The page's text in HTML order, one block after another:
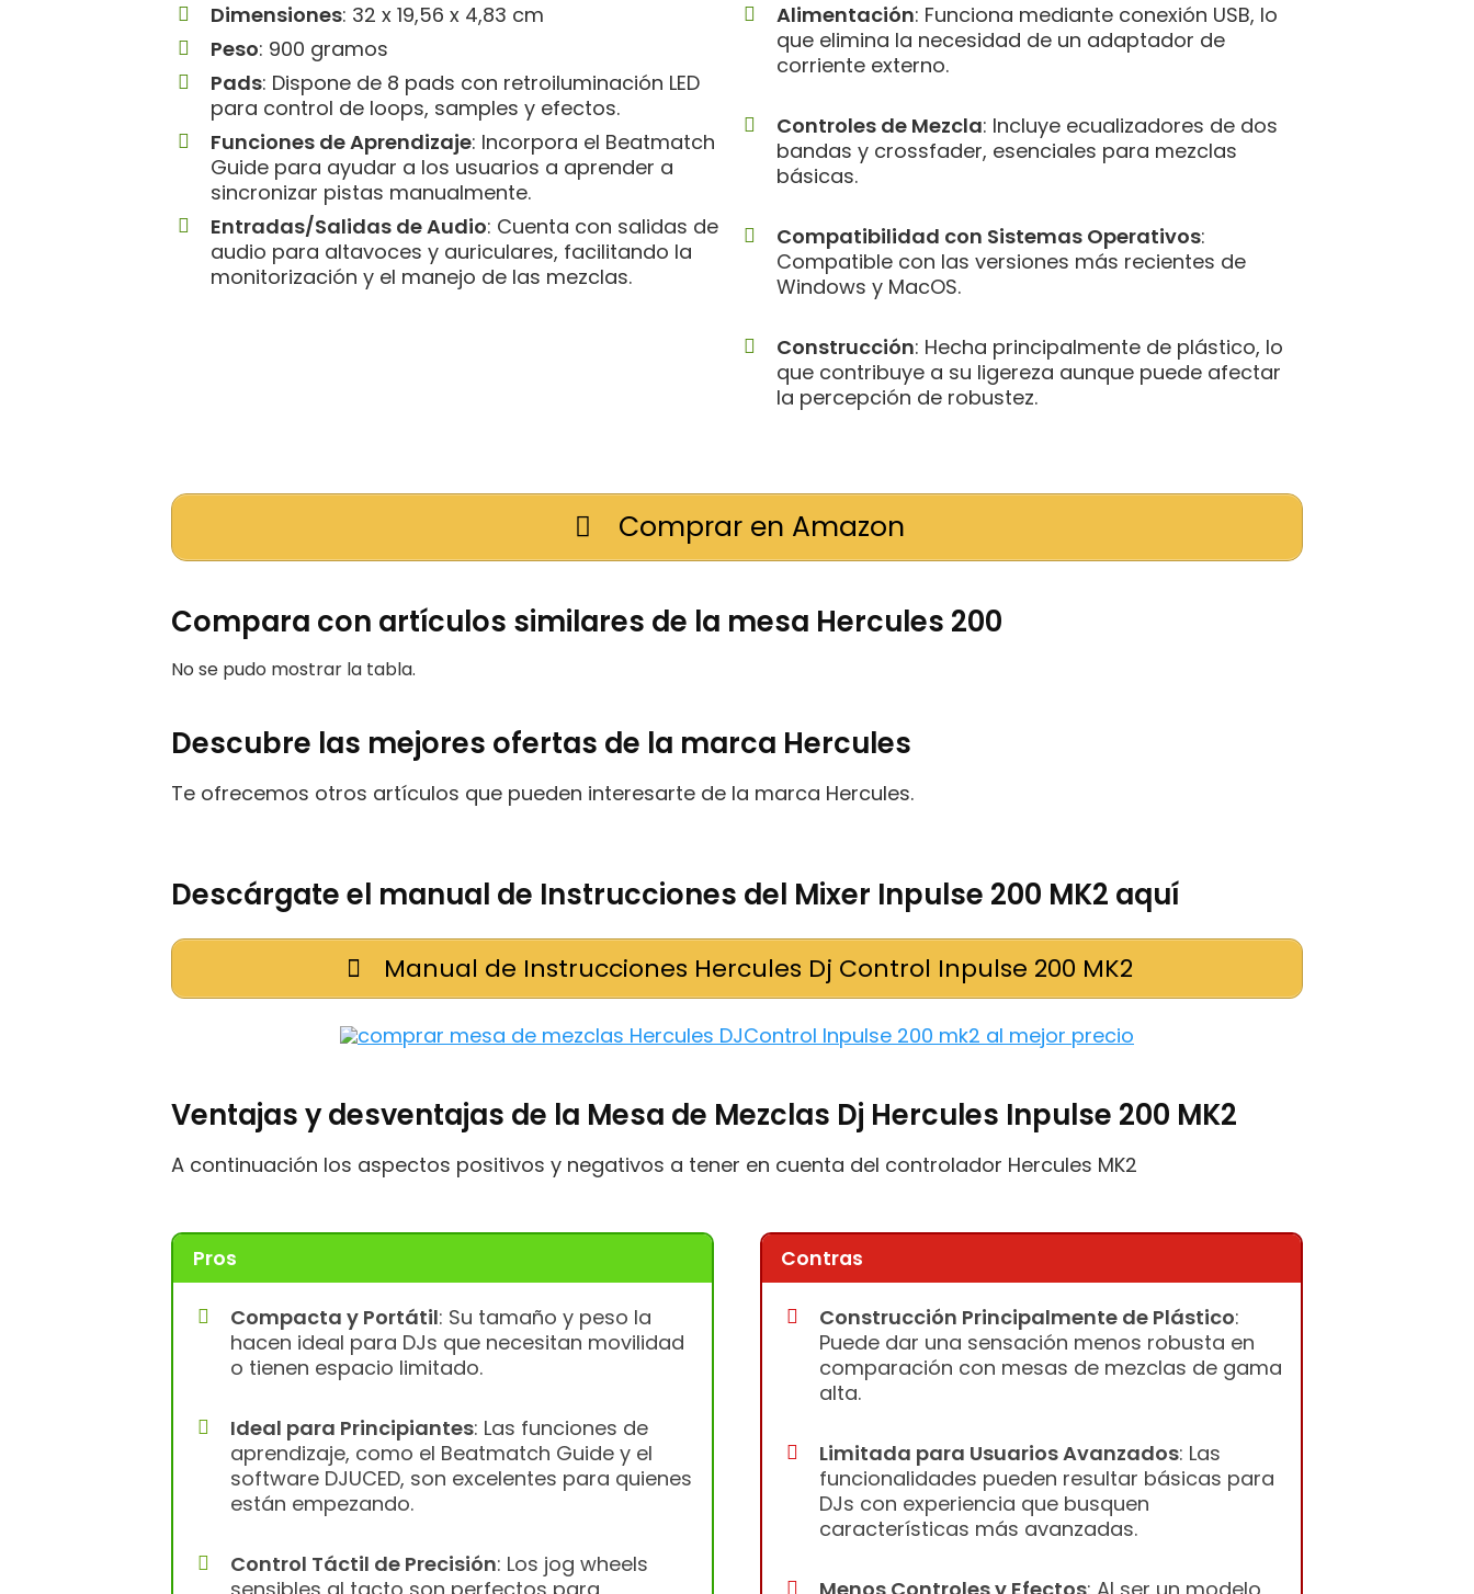
Dimensiones: 32 x 19,56 x 4,83 cm
Peso: 900 gramos
Pads: Dispone de 8 pads con retroiluminación LED
para control de loops, samples y efectos.
Funciones de Aprendizaje: Incorpora el Beatmatch
Guide para ayudar a los usuarios a aprender a
sincronizar pistas manualmente.
Entradas/Salidas de Audio: Cuenta con salidas de
audio para altavoces y auriculares, facilitando la
monitorización y el manejo de las mezclas.
Alimentación: Funciona mediante conexión USB, lo
que elimina la necesidad de un adaptador de
corriente externo.
Controles de Mezcla: Incluye ecualizadores de dos
bandas y crossfader, esenciales para mezclas
básicas.
Compatibilidad con Sistemas Operativos:
Compatible con las versiones más recientes de
Windows y MacOS.
Construcción: Hecha principalmente de plástico, lo
que contribuye a su ligereza aunque puede afectar
la percepción de robustez.
Comprar en Amazon
Compara con artículos similares de la mesa Hercules 200
No se pudo mostrar la tabla.
Descubre las mejores ofertas de la marca Hercules
Te ofrecemos otros artículos que pueden interesarte de la marca Hercules.
Descárgate el manual de Instrucciones del Mixer Inpulse 200 MK2 aquí
Manual de Instrucciones Hercules Dj Control Inpulse 200 MK2
Ventajas y desventajas de la Mesa de Mezclas Dj Hercules Inpulse 200 MK2
A continuación los aspectos positivos y negativos a tener en cuenta del controlador Hercules MK2
Pros
Compacta y Portátil: Su tamaño y peso la
hacen ideal para DJs que necesitan movilidad
o tienen espacio limitado.
Ideal para Principiantes: Las funciones de
aprendizaje, como el Beatmatch Guide y el
software DJUCED, son excelentes para quienes
están empezando.
Control Táctil de Precisión: Los jog wheels
Contras
Construcción Principalmente de Plástico:
Puede dar una sensación menos robusta en
comparación con mesas de mezclas de gama
alta.
Limitada para Usuarios Avanzados: Las
funcionalidades pueden resultar básicas para
DJs con experiencia que busquen
características más avanzadas.